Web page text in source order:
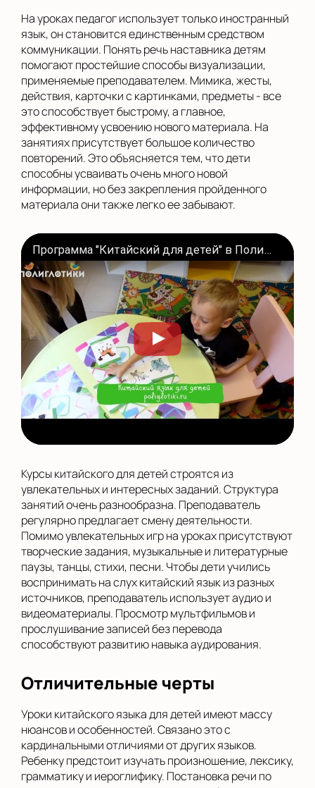
На уроках педагог использует только иностранный
язык, он становится единственным средством
коммуникации. Понять речь наставника детям
помогают простейшие способы визуализации,
применяемые преподавателем. Мимика, жесты,
действия, карточки с картинками, предметы - все
это способствует быстрому, а главное,
эффективному усвоению нового материала. На
занятиях присутствует большое количество
повторений. Это объясняется тем, что дети
способны усваивать очень много новой
информации, но без закрепления пройденного
материала они также легко ее забывают.
Программа "Китайский для детей" в Полиглотиках
Курсы китайского для детей строятся из
увлекательных и интересных заданий. Структура
занятий очень разнообразна. Преподаватель
регулярно предлагает смену деятельности.
Помимо увлекательных игр на уроках присутствуют
творческие задания, музыкальные и литературные
паузы, танцы, стихи, песни. Чтобы дети учились
воспринимать на слух китайский язык из разных
источников, преподаватель использует аудио и
видеоматериалы. Просмотр мультфильмов и
прослушивание записей без перевода
способствуют развитию навыка аудирования.
Отличительные черты
Уроки китайского языка для детей имеют массу
нюансов и особенностей. Связано это с
кардинальными отличиями от других языков.
Ребенку предстоит изучать произношение, лексику,
грамматику и иероглифику. Постановка речи по